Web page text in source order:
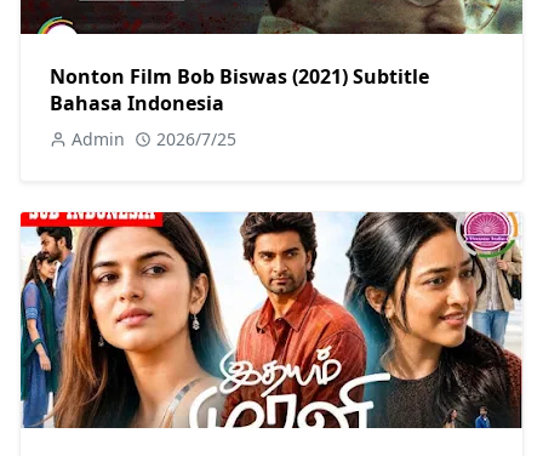
Nonton Film Bob Biswas (2021) Subtitle
Bahasa Indonesia
Admin 2026/7/25